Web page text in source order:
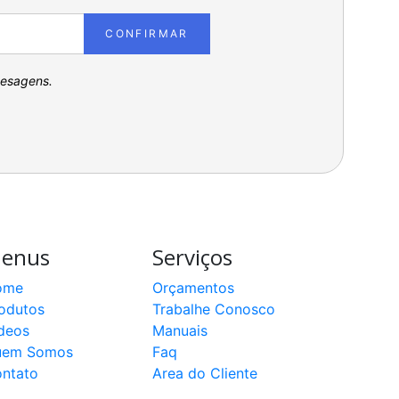
CONFIRMAR
Somos
Serviços
Orçamentos
Trabalhe Conosco
Manuais
Faq
Area do Cliente